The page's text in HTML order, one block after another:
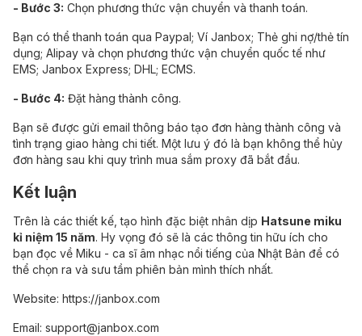
- Bước 3: Chọn phương thức vận chuyển và thanh toán.
Bạn có thể thanh toán qua Paypal; Ví Janbox; Thẻ ghi nợ/thẻ tín
dụng; Alipay và chọn phương thức vận chuyển quốc tế như
EMS; Janbox Express; DHL; ECMS.
- Bước 4: Đặt hàng thành công.
Bạn sẽ được gửi email thông báo tạo đơn hàng thành công và
tình trạng giao hàng chi tiết. Một lưu ý đó là bạn không thể hủy
đơn hàng sau khi quy trình mua sắm proxy đã bắt đầu.
Kết luận
Trên là các thiết kế, tạo hình đặc biệt nhân dịp Hatsune miku
kỉ niệm 15 năm. Hy vọng đó sẽ là các thông tin hữu ích cho
bạn đọc về Miku - ca sĩ âm nhạc nổi tiếng của Nhật Bản để có
thể chọn ra và sưu tầm phiên bản mình thích nhất.
Website: https://janbox.com
Email: support@janbox.com